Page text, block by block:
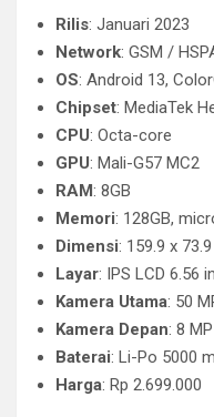
Rilis: Januari 2023
Network: GSM /
OS: Android 13,
Chipset: MediaTek
CPU: Octa-core
GPU: Mali-G57 MC2
RAM: 8GB
Memori: 128GB,
Dimensi: 159.9 x
Layar: IPS LCD 6.56
Kamera Utama: 50
Kamera Depan: 8 MP
Baterai: Li-Po 5000
Harga: Rp 2.699.000